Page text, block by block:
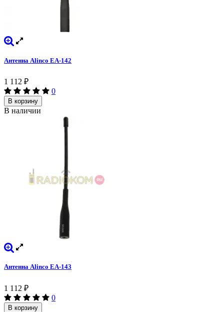
Антенна Alinco EA-142
1 112 ₽
0
В корзину
В наличии
Антенна Alinco EA-143
1 112 ₽
0
В корзину